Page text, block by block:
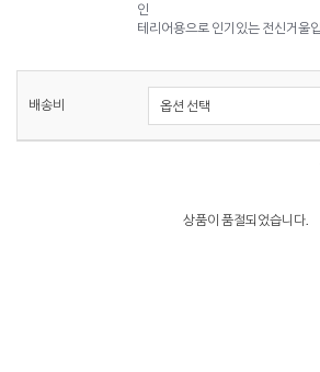
인
테리어용으로 인기있는 전신거울
배송비
상품이 품절되었습니다.